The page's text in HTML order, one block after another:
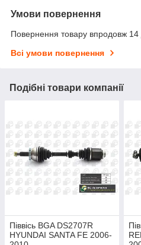
Умови повернення
Повернення товару впродовж 14
Всі умови повернення
Подібні товари компанії
Піввісь BGA DS2707R
HYUNDAI SANTA FE 2006-